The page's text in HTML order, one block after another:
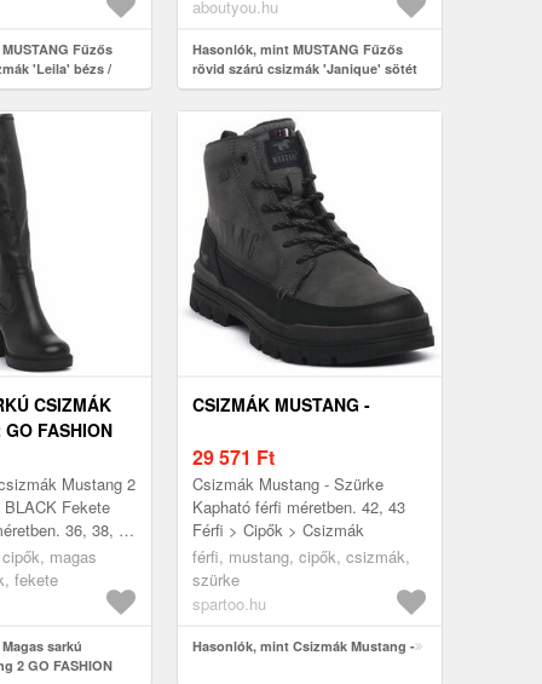
-
cipők,
fűzős rövid
Fűzős
'Leila' bézs /
(újrahasznosított),poliészter -
fedőtalp:textil,járótalp:műanyag,
cipők, rövid szárú csizmák,
bézs, tengerészkék, sötét barna
aboutyou.hu
Hasonlók, mint MUSTANG Fűzős
rövid szárú csizmák 'Janique' sötét
bézs / tengerészkék / sötét barna
CSIZMÁK
GO FASHION
Mustang 2
Fekete
36, 38, 40
sarkú csizmák
magas
fekete
sarkú
2 GO FASHION
CSIZMÁK MUSTANG -
29 571 Ft
Csizmák Mustang - Szürke
Kapható férfi méretben. 42, 43
Férfi > Cipők > Csizmák
férfi, mustang, cipők, csizmák,
szürke
spartoo.hu
Hasonlók, mint Csizmák Mustang -